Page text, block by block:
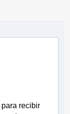
para recibir